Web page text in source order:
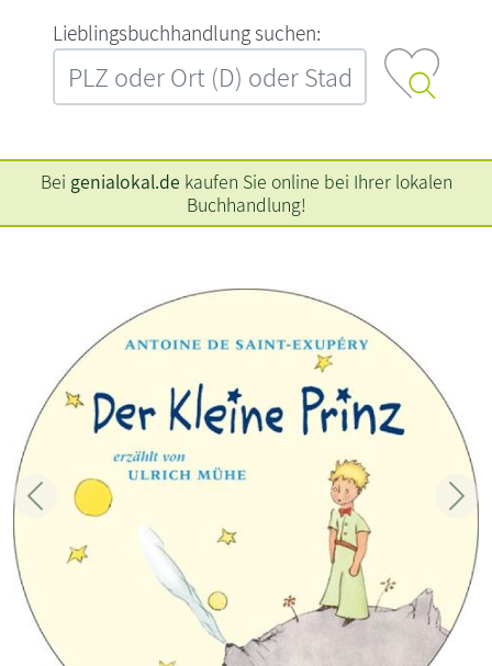
L‍i‍e‍b‍l‍i‍n‍g‍s‍b‍u‍c‍h‍h‍a‍n‍d‍l‍u‍n‍g‍ ‍s‍u‍c‍h‍e‍n‍:‍
Bei genialokal.de kaufen Sie online bei Ihrer lokalen
Buchhandlung!
Zurück